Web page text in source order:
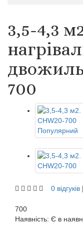
3,5-4,3
700
Популярний
0 відгуків
700
Наявність: Є в